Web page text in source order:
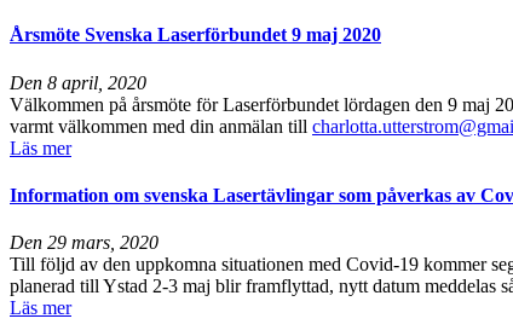
Årsmöte Svenska Laserförbundet 9 maj 2020
Den 8 april, 2020
Välkommen på årsmöte för Laserförbundet lördagen den 9 maj
varmt välkommen med din anmälan till
Läs mer
Information om svenska Lasertävlingar som påverkas av
Den 29 mars, 2020
Till följd av den uppkomna situationen med Covid-19 kommer
planerad till Ystad 2-3 maj blir framflyttad, nytt datum meddelas
Läs mer